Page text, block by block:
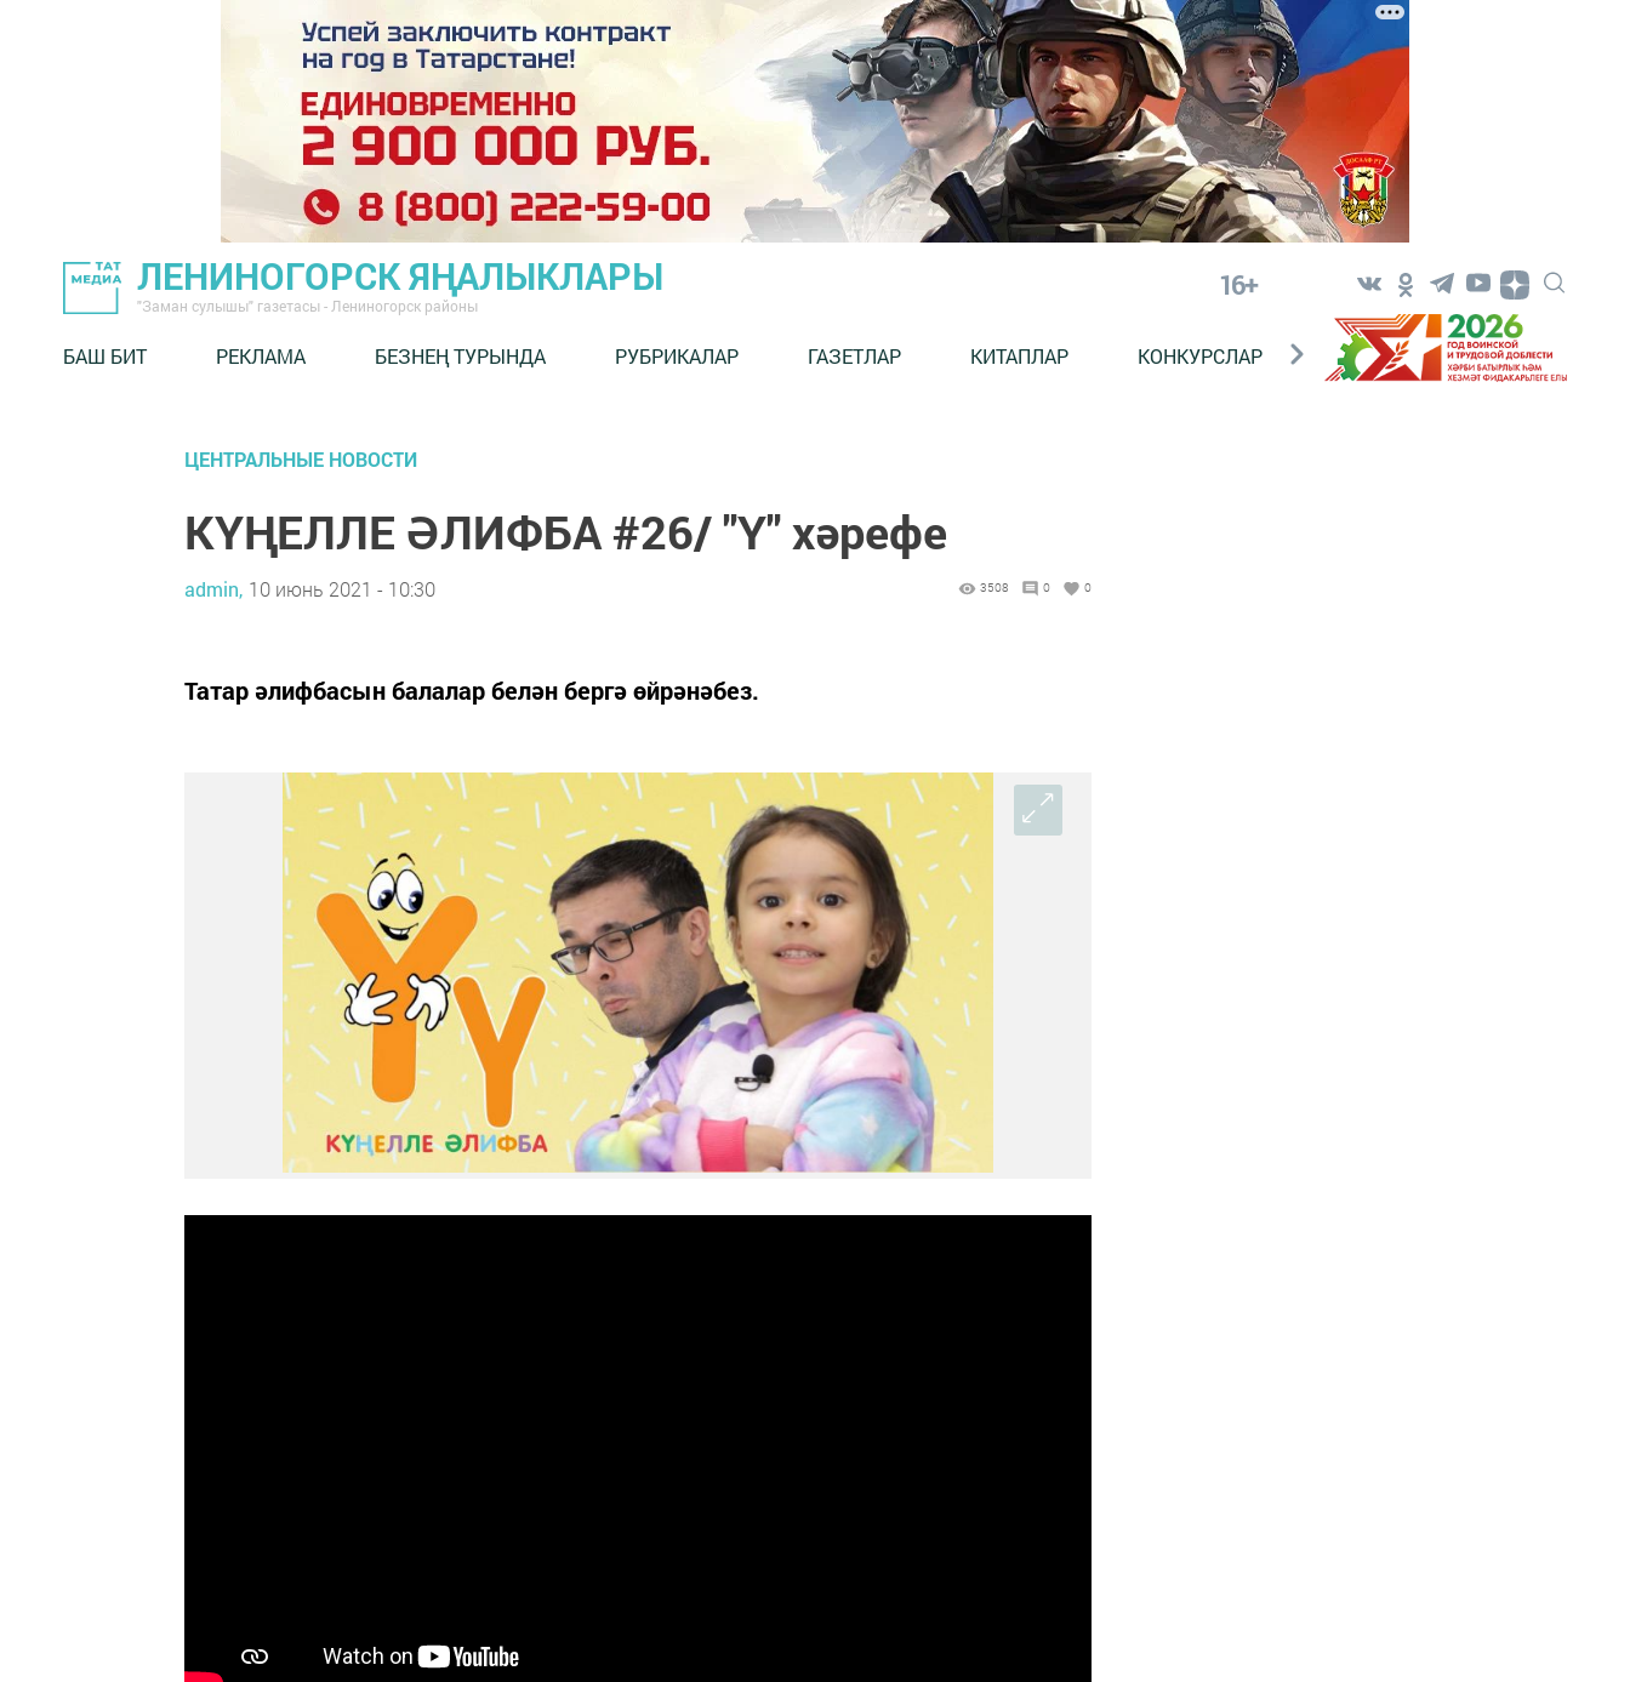
ЛЕНИНОГОРСК ЯҢАЛЫКЛАРЫ
"Заман сулышы" газетасы - Лениногорск районы
16+
БАШ БИТ РЕКЛАМА БЕЗНЕҢ ТУРЫНДА РУБРИКАЛАР ГАЗЕТЛАР КИТАПЛАР КОНКУРСЛАР ТЕЛЕВИДЕНИЕ
ЦЕНТРАЛЬНЫЕ НОВОСТИ
КҮҢЕЛЛЕ ӘЛИФБА #26/ "Ү" хәрефе
admin, 10 июнь 2021 - 10:30 3508 0 0
Татар әлифбасын балалар белән бергә өйрәнәбез.